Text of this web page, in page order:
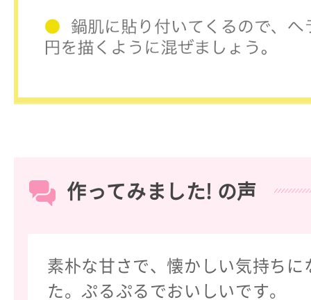
作ってみました! の声
素朴な甘さで、懐かしい気持ちに
た。ぷるぷるでおいしいです。